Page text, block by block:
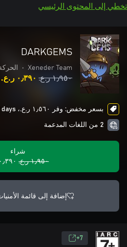
تخطي إلى المحتوى الرئيسي
DARKGEMS
Xeneder Team
•
١٫٩٥٠ ر.ع.‏ ٠٫٣٩٠ ر.ع.‏
بسعر مخفض: وفر ١٫٥٦٠ ر.ع.‏، ends in 2 days
2 من اللغات المدعمة
شراء
١٫٩٥٠ ر.ع.‏
٠٫٣٩٠ ر.ع.‏
إضافة إلى قائمة
7+